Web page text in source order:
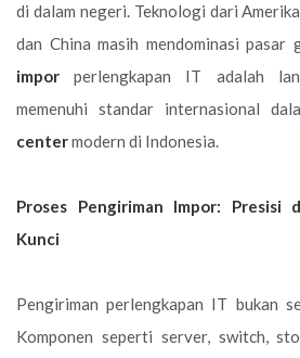
di dalam negeri. Teknologi dari
dan China masih mendominasi pasar
impor perlengkapan IT adalah
memenuhi standar internasional
centermodern di Indonesia.
Proses Pengiriman Impor: Presisi
Kunci
Pengiriman perlengkapan IT bukan
Komponen seperti server, switch,